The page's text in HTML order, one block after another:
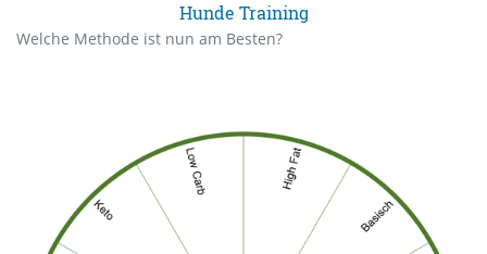
Hunde Training
Welche Methode ist nun am Besten?